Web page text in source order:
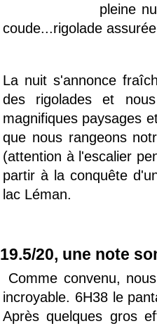
pleine
coude...rigolade
La nuit s'annonce
des rigolades et
magnifiques paysages
que nous rangeons
(attention à l'escalier
partir à la conquête
lac Léman.
19.5/20, une note
Comme convenu,
incroyable. 6H38 le
Après quelques gros